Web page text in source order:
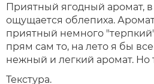
Приятный ягодный аромат,
ощущается облепиха.
приятный немного
прям сам то, на лето я бы
нежный и легкий аромат. Но
Текстура.